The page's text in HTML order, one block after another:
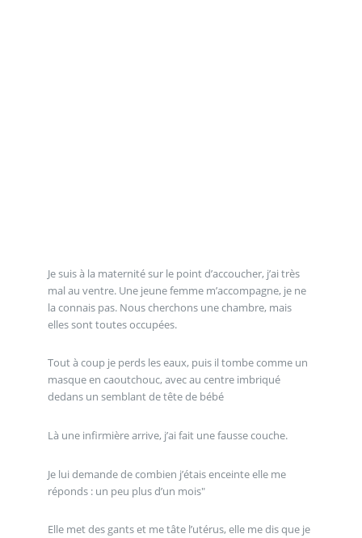
Je suis à la maternité sur le point d’accoucher, j’ai très
mal au ventre. Une jeune femme m’accompagne, je ne
la connais pas. Nous cherchons une chambre, mais
elles sont toutes occupées.
Tout à coup je perds les eaux, puis il tombe comme un
masque en caoutchouc, avec au centre imbriqué
dedans un semblant de tête de bébé
Là une infirmière arrive, j’ai fait une fausse couche.
Je lui demande de combien j’étais enceinte elle me
réponds : un peu plus d’un mois"
Elle met des gants et me tâte l’utérus, elle me dis que je